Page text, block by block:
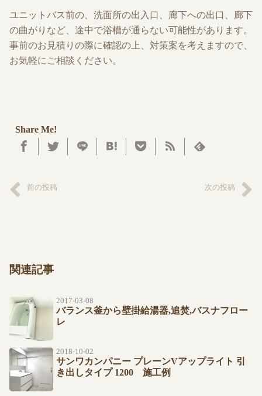
ユニットバス前の、洗面所の出入口、廊下への出口、廊下
の曲がりなど、途中で浴槽が通らない可能性があります。
事前のお見積りの際に確認の上、対策案を考えますので、
お気軽にご相談ください。
Share Me!
前の投稿 次の投稿
関連記事
2017-03-08
バランス釜から壁掛給湯器,追焚,バスナフロー
レ
2018-10-02
サンワカンパニー プレーンVアップライト 引
き出しタイプ 1200 施工例